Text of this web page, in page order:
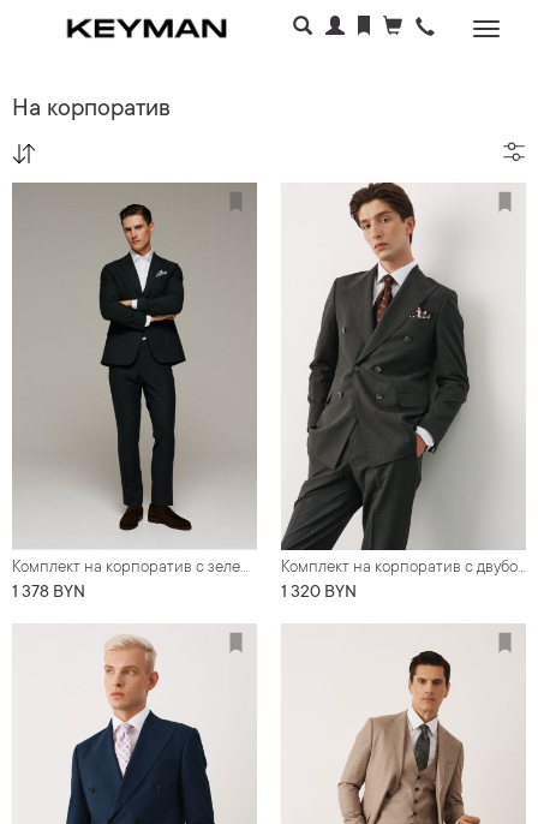
На корпоратив
Комплект на корпоратив с зеленым костюмом, из плотной шерстяной ткани (костюм, рубашка, лоферы, нагрудный платок)
1 378 BYN
Комплект на корпоратив с двубортным костюмом графитового цвета (костюм, рубашка, галстук, обувь)
1 320 BYN